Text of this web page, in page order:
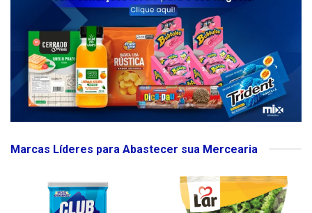
Marcas Líderes para Abastecer sua Mercearia